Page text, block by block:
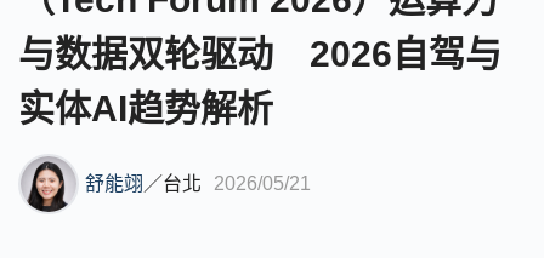
与数据双轮驱动 2026自驾与
实体AI趋势解析
舒能翊 ／台北 2026/05/21